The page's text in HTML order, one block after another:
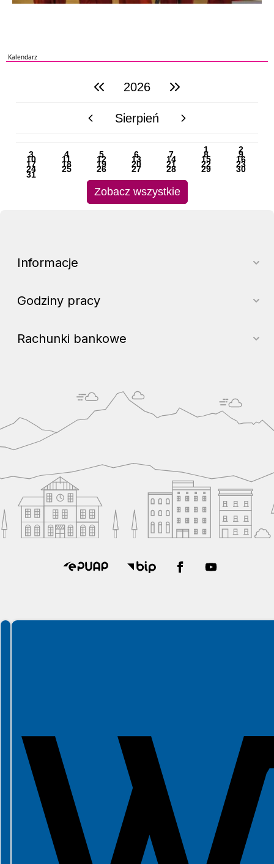
Kalendarz
poprzedni rok2026 następny rok
poprzedni miesiącSierpień następny miesiąc
1 2
3 4 5 6 7 8 9
10 11 12 13 14 15 16
17 18 19 20 21 22 23
24 25 26 27 28 29 30
31
Zobacz wszystkie
Informacje
Godziny pracy
Rachunki bankowe
Spełniamy standardy WCAG 2.2
Spełniamy standardy W3C